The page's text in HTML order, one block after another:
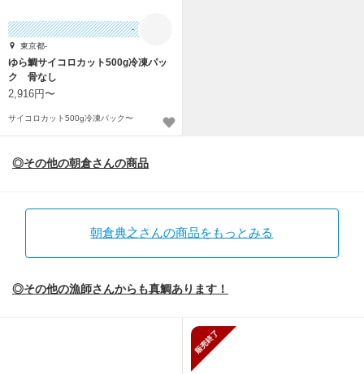
-
東京都-
ゆら鯛サイコロカット500g冷凍パッ
ク 骨なし
2,916円〜
サイコロカット500g冷凍パック〜
◎その他の朝倉さんの商品
朝倉典之さんの商品をもっとみる
◎その他の漁師さんからも真鯛あります！